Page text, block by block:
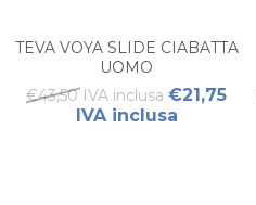
TEVA VOYA SLIDE CIABATTA
UOMO
€43,50 IVA inclusa €21,75
IVA inclusa